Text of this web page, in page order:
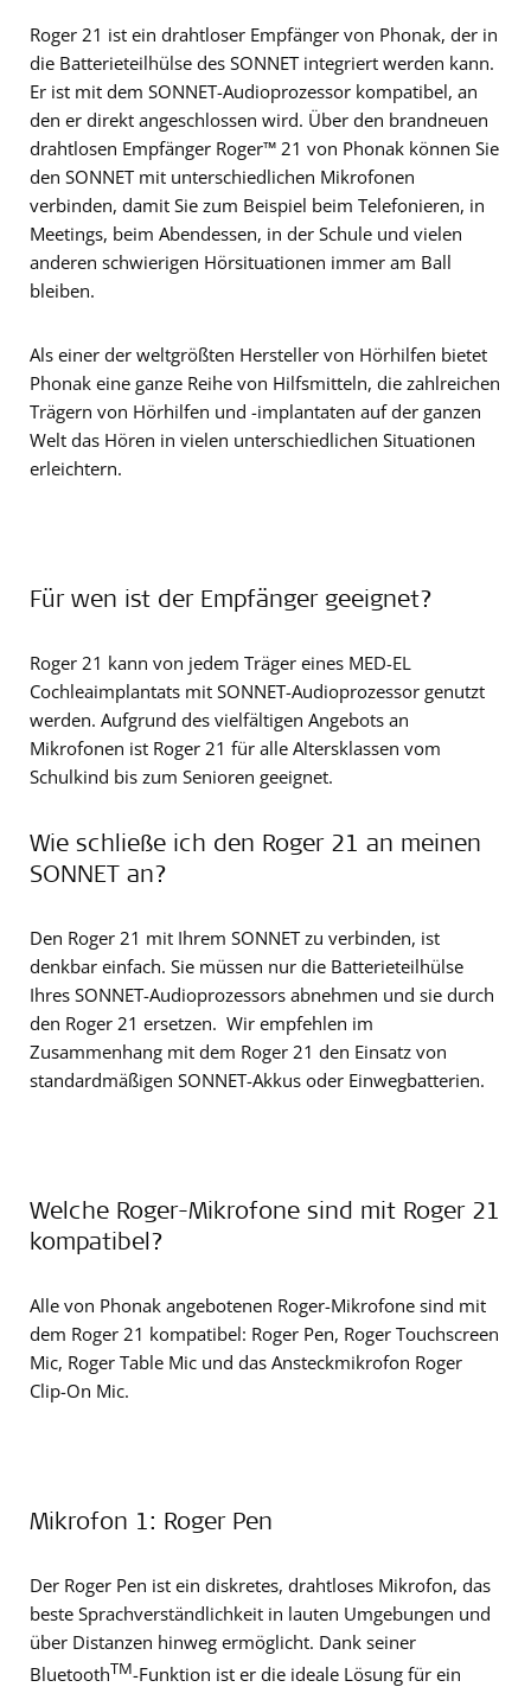
Roger 21 ist ein drahtloser Empfänger von Phonak, der in
die Batterieteilhülse des SONNET integriert werden kann.
Er ist mit dem SONNET-Audioprozessor kompatibel, an
den er direkt angeschlossen wird. Über den brandneuen
drahtlosen Empfänger Roger™ 21 von Phonak können Sie
den SONNET mit unterschiedlichen Mikrofonen
verbinden, damit Sie zum Beispiel beim Telefonieren, in
Meetings, beim Abendessen, in der Schule und vielen
anderen schwierigen Hörsituationen immer am Ball
bleiben.
Als einer der weltgrößten Hersteller von Hörhilfen bietet
Phonak eine ganze Reihe von Hilfsmitteln, die zahlreichen
Trägern von Hörhilfen und -implantaten auf der ganzen
Welt das Hören in vielen unterschiedlichen Situationen
erleichtern.
Für wen ist der Empfänger geeignet?
Roger 21 kann von jedem Träger eines MED-EL
Cochleaimplantats mit SONNET-Audioprozessor genutzt
werden. Aufgrund des vielfältigen Angebots an
Mikrofonen ist Roger 21 für alle Altersklassen vom
Schulkind bis zum Senioren geeignet.
Wie schließe ich den Roger 21 an meinen
SONNET an?
Den Roger 21 mit Ihrem SONNET zu verbinden, ist
denkbar einfach. Sie müssen nur die Batterieteilhülse
Ihres SONNET-Audioprozessors abnehmen und sie durch
den Roger 21 ersetzen. Wir empfehlen im
Zusammenhang mit dem Roger 21 den Einsatz von
standardmäßigen SONNET-Akkus oder Einwegbatterien.
Welche Roger-Mikrofone sind mit Roger 21
kompatibel?
Alle von Phonak angebotenen Roger-Mikrofone sind mit
dem Roger 21 kompatibel: Roger Pen, Roger Touchscreen
Mic, Roger Table Mic und das Ansteckmikrofon Roger
Clip-On Mic.
Mikrofon 1: Roger Pen
Der Roger Pen ist ein diskretes, drahtloses Mikrofon, das
beste Sprachverständlichkeit in lauten Umgebungen und
über Distanzen hinweg ermöglicht. Dank seiner
BluetoothTM-Funktion ist er die ideale Lösung für ein